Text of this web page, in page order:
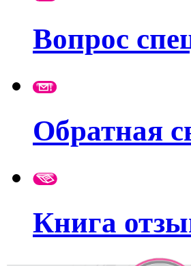
Вопрос
Обратная
Книга